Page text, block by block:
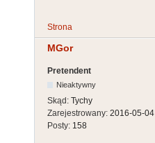
Strona
MGor
Pretendent
Nieaktywny
Skąd: Tychy
Zarejestrowany: 2016-05-04
Posty: 158